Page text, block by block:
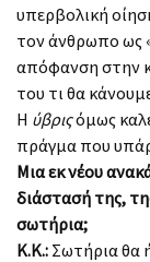
υπερβολική
τον άνθρωπο ως
απόφανση στην
του τι θα
Η ύβριςόμως
πράγμα που
Μια εκ νέου
διάστασή της,
σωτήρια;
Κ.Κ.: Σωτήρια θα